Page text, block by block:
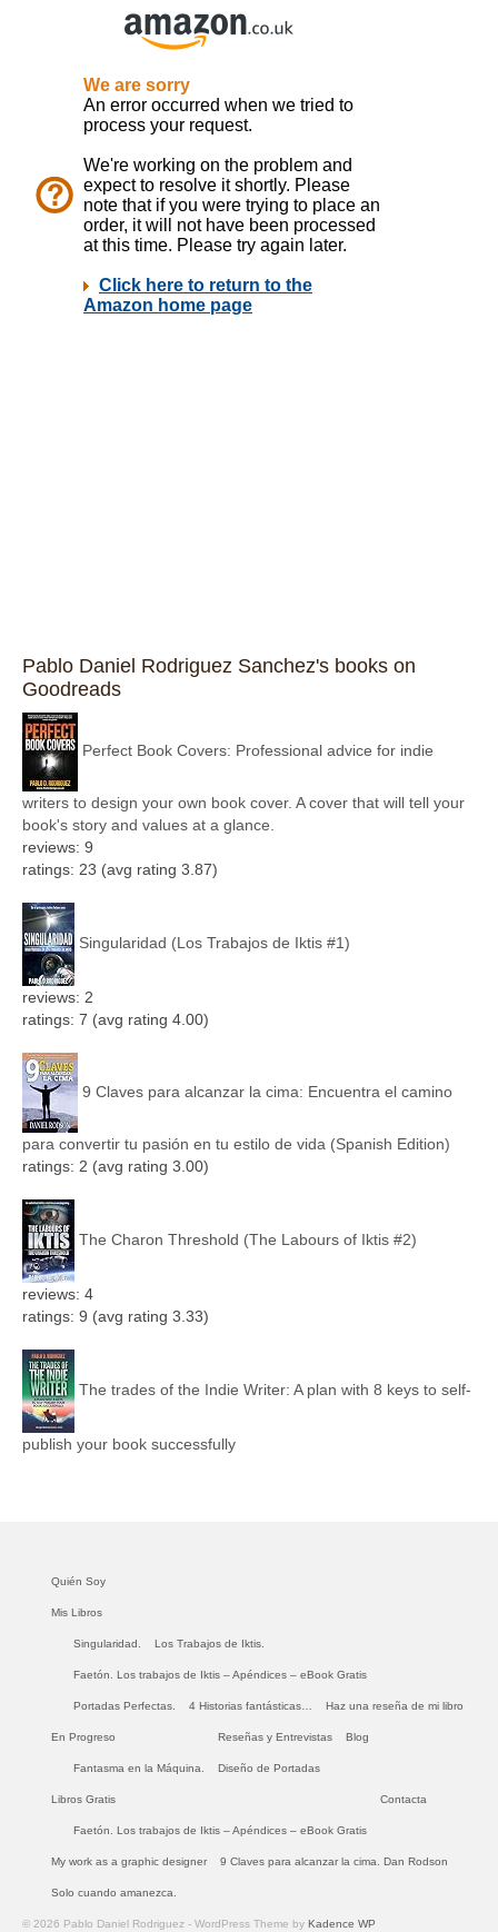
Pablo Daniel Rodriguez Sanchez's books on
Goodreads
Perfect Book Covers: Professional advice for indie
writers to design your own book cover. A cover that will tell your
book's story and values at a glance.
reviews: 9
ratings: 23 (avg rating 3.87)
Singularidad (Los Trabajos de Iktis #1)
reviews: 2
ratings: 7 (avg rating 4.00)
9 Claves para alcanzar la cima: Encuentra el camino
para convertir tu pasión en tu estilo de vida (Spanish Edition)
ratings: 2 (avg rating 3.00)
The Charon Threshold (The Labours of Iktis #2)
reviews: 4
ratings: 9 (avg rating 3.33)
The trades of the Indie Writer: A plan with 8 keys to self-
publish your book successfully
Quién Soy
Mis Libros
Singularidad. Los Trabajos de Iktis.
Faetón. Los trabajos de Iktis – Apéndices – eBook Gratis
Portadas Perfectas. 4 Historias fantásticas… Haz una reseña de mi libro
En Progreso
Fantasma en la Máquina.
Reseñas y Entrevistas Blog
Diseño de Portadas
Libros Gratis
Faetón. Los trabajos de Iktis – Apéndices – eBook Gratis
Contacta
My work as a graphic designer 9 Claves para alcanzar la cima. Dan Rodson
Solo cuando amanezca.
© 2026 Pablo Daniel Rodriguez - WordPress Theme by Kadence WP